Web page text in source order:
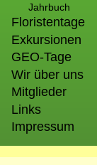
Jahrbuch
Floristentage
Exkursionen
GEO-Tage
Wir über uns
Mitglieder
Links
Impressum